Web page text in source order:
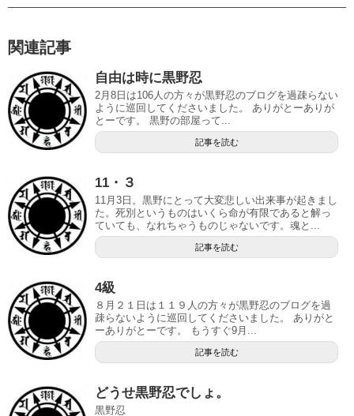
関連記事
自由は時に黒野忍
2月8日は106人の方々が黒野忍のブログを過疎らない
ように巡回してくださいました。 ありがとーありが
とーです。 黒野の部屋って...
記事を読む
11・３
11月3日。黒野にとって大変悲しい出来事が起きまし
た。死別というものはいくら命が有限であると解っ
ていても、なれちゃうものじゃないです。魂と...
記事を読む
4級
８月２１日は１１９人の方々が黒野忍のブログを過
疎らないように巡回してくださいました。 ありがと
ーありがとーです。 もうすぐ9月...
記事を読む
どうせ黒野忍でしょ。
黒野忍